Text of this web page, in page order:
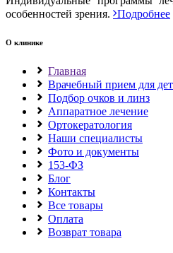
особенностей зрения.
Подробнее
О клинике
Главная
Врачебный прием для
Подбор очков и линз
Аппаратное лечение
Ортокератология
Наши специалисты
Фото и документы
153-ФЗ
Блог
Контакты
Все товары
Оплата
Возврат товара